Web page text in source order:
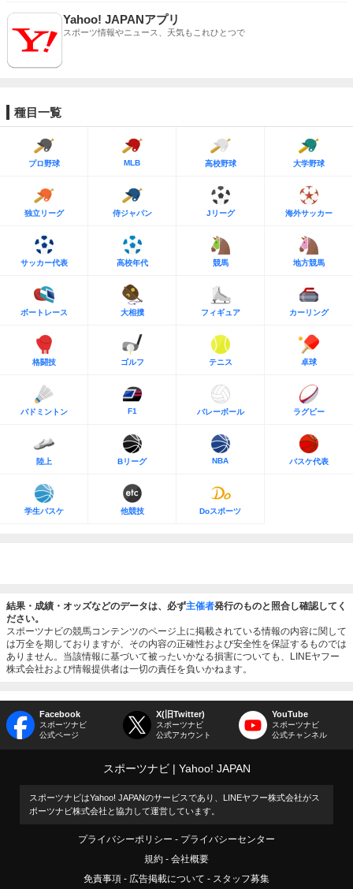
Yahoo! JAPANアプリ
スポーツ情報やニュース、天気もこれひとつで
種目一覧
プロ野球 MLB 高校野球 大学野球
独立リーグ 侍ジャパン Jリーグ 海外サッカー
サッカー代表 高校年代 競馬 地方競馬
ボートレース 大相撲 フィギュア カーリング
格闘技 ゴルフ テニス 卓球
バドミントン F1 バレーボール ラグビー
陸上 Bリーグ NBA バスケ代表
学生バスケ 他競技 Doスポーツ
結果・成績・オッズなどのデータは、必ず主催者発行のものと照合し確認してく
ださい。
スポーツナビの競馬コンテンツのページ上に掲載されている情報の内容に関して
は万全を期しておりますが、その内容の正確性および安全性を保証するものでは
ありません。当該情報に基づいて被ったいかなる損害についても、LINEヤフー
株式会社および情報提供者は一切の責任を負いかねます。
Facebook
スポーツナビ
公式ページ
X(旧Twitter)
スポーツナビ
公式アカウント
YouTube
スポーツナビ
公式チャンネル
スポーツナビ Yahoo! JAPAN
スポーツナビはYahoo! JAPANのサービスであり、LINEヤフー株式会社がス
ポーツナビ株式会社と協力して運営しています。
プライバシーポリシー
プライバシーセンター
規約
会社概要
免責事項
広告掲載について スタッフ募集